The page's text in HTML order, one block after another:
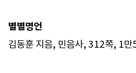
별별명언
김동훈 지음, 민음사, 312쪽, 1